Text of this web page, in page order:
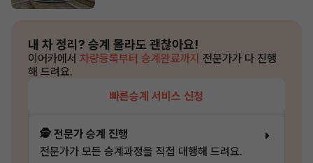
내 차 정리? 승계 몰라도 괜찮아요!
이어카에서 차량등록부터 승계완료까지 전문가가 다 진행
해 드려요.
빠른승계 서비스 신청
🕵️ 전문가 승계 진행
전문가가 모든 승계과정을 직접 대행해 드려요.